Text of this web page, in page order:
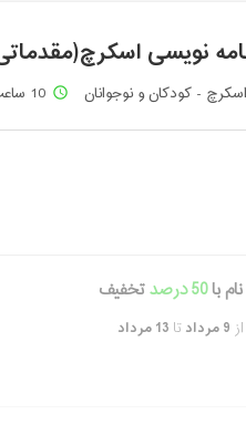
نویسی
اسکرچ - کودکان و نوجوانان access_time 10 ساعت و 0 دقیقه
با50 درصد تخفیف
9 مرداد تا 13 مرداد